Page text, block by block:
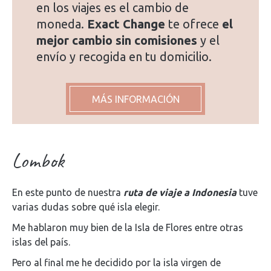
en los viajes es el cambio de
moneda. Exact Change te ofrece el
mejor cambio sin comisiones y el
envío y recogida en tu domicilio.
MÁS INFORMACIÓN
Lombok
En este punto de nuestra ruta de viaje a Indonesiatuve
varias dudas sobre qué isla elegir.
Me hablaron muy bien de la Isla de Flores entre otras
islas del país.
Pero al final me he decidido por la isla virgen de